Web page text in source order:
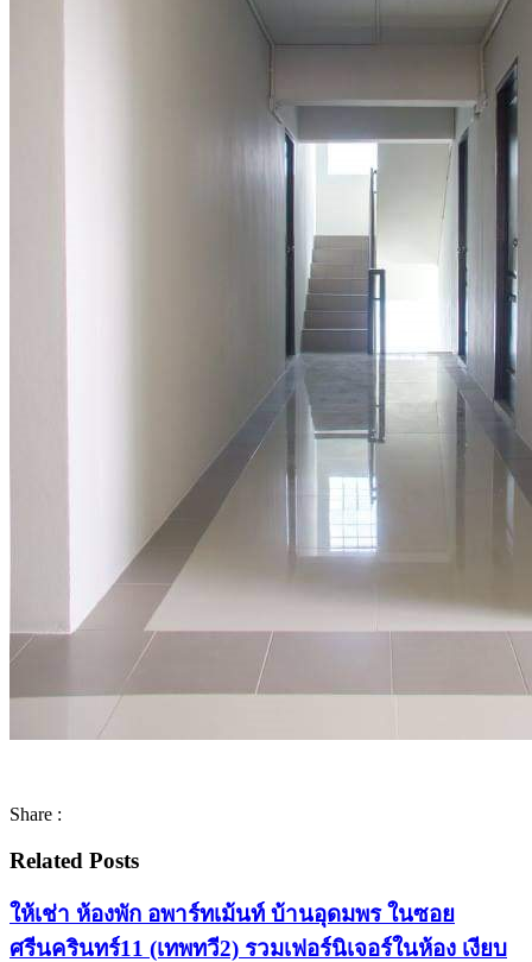
Share :
Related Posts
ให้เช่า ห้องพัก อพาร์ทเม้นท์ บ้านอุดมพร ในซอย
ศรีนครินทร์11 (เทพทวี2) รวมเฟอร์นิเจอร์ในห้อง เงียบ